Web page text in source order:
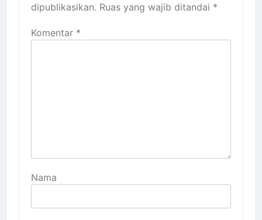
dipublikasikan. Ruas yang wajib ditandai *
Komentar *
Nama